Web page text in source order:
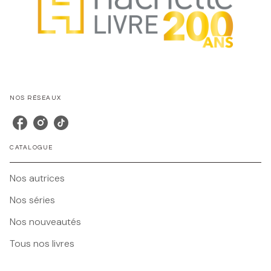
NOS RÉSEAUX
CATALOGUE
Nos autrices
Nos séries
Nos nouveautés
Tous nos livres